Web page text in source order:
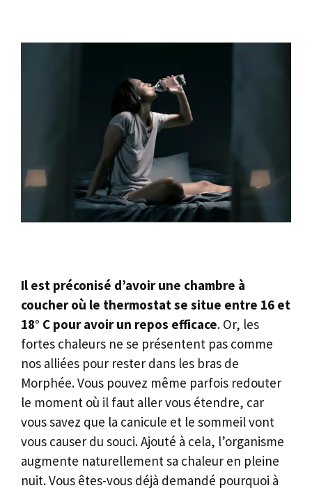
Il est préconisé d’avoir une chambre à
coucher où le thermostat se situe entre 16 et
18° C pour avoir un repos efficace. Or, les
fortes chaleurs ne se présentent pas comme
nos alliées pour rester dans les bras de
Morphée. Vous pouvez même parfois redouter
le moment où il faut aller vous étendre, car
vous savez que la canicule et le sommeil vont
vous causer du souci. Ajouté à cela, l’organisme
augmente naturellement sa chaleur en pleine
nuit. Vous êtes-vous déjà demandé pourquoi à